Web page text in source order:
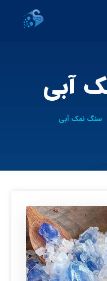
آبی
سنگ نمک آبی